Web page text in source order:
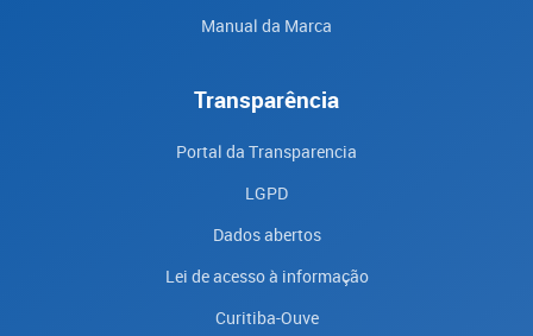
Manual da Marca
Transparência
Portal da Transparencia
LGPD
Dados abertos
Lei de acesso à informação
Curitiba-Ouve